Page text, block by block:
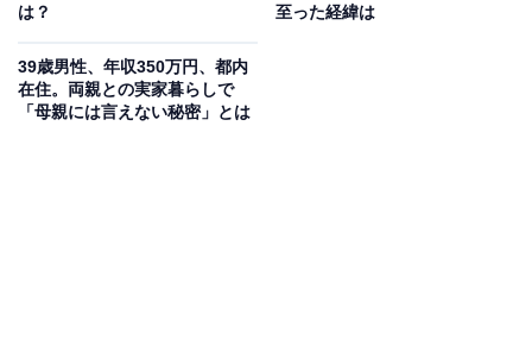
は？
至った経緯は
39歳男性、年収350万円、都内
在住。両親との実家暮らしで
「母親には言えない秘密」とは